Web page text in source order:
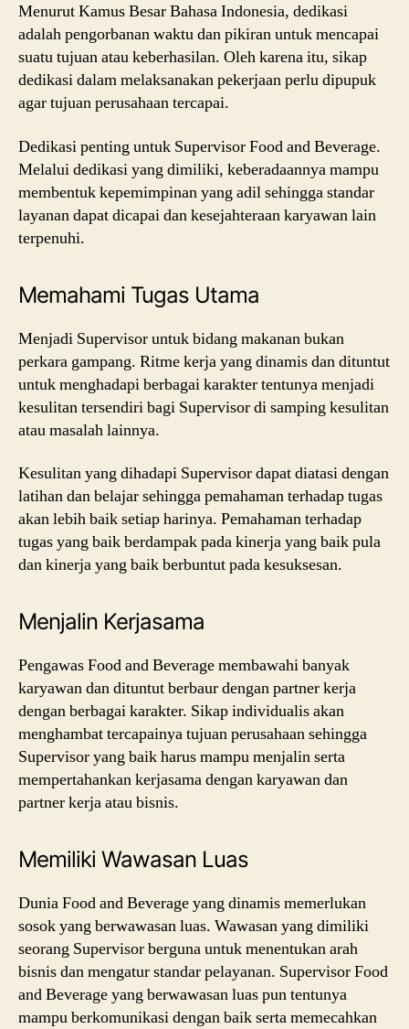
Menurut Kamus Besar Bahasa Indonesia, dedikasi
adalah pengorbanan waktu dan pikiran untuk mencapai
suatu tujuan atau keberhasilan. Oleh karena itu, sikap
dedikasi dalam melaksanakan pekerjaan perlu dipupuk
agar tujuan perusahaan tercapai.
Dedikasi penting untuk Supervisor Food and Beverage.
Melalui dedikasi yang dimiliki, keberadaannya mampu
membentuk kepemimpinan yang adil sehingga standar
layanan dapat dicapai dan kesejahteraan karyawan lain
terpenuhi.
Memahami Tugas Utama
Menjadi Supervisor untuk bidang makanan bukan
perkara gampang. Ritme kerja yang dinamis dan dituntut
untuk menghadapi berbagai karakter tentunya menjadi
kesulitan tersendiri bagi Supervisor di samping kesulitan
atau masalah lainnya.
Kesulitan yang dihadapi Supervisor dapat diatasi dengan
latihan dan belajar sehingga pemahaman terhadap tugas
akan lebih baik setiap harinya. Pemahaman terhadap
tugas yang baik berdampak pada kinerja yang baik pula
dan kinerja yang baik berbuntut pada kesuksesan.
Menjalin Kerjasama
Pengawas Food and Beverage membawahi banyak
karyawan dan dituntut berbaur dengan partner kerja
dengan berbagai karakter. Sikap individualis akan
menghambat tercapainya tujuan perusahaan sehingga
Supervisor yang baik harus mampu menjalin serta
mempertahankan kerjasama dengan karyawan dan
partner kerja atau bisnis.
Memiliki Wawasan Luas
Dunia Food and Beverage yang dinamis memerlukan
sosok yang berwawasan luas. Wawasan yang dimiliki
seorang Supervisor berguna untuk menentukan arah
bisnis dan mengatur standar pelayanan. Supervisor Food
and Beverage yang berwawasan luas pun tentunya
mampu berkomunikasi dengan baik serta memecahkan